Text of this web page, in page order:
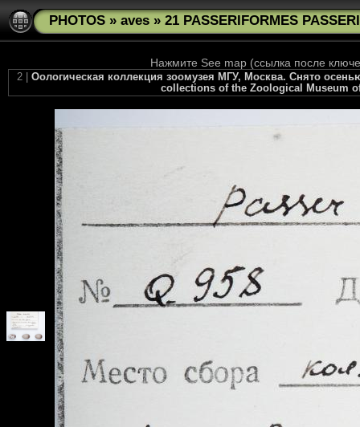
PHOTOS » aves » 21 PASSERIFORMES
Нажмите See map (ссылка после
2 | Оологическая коллекция зоомузея МГУ, Москва. Снято
collections of the Zoological Museum